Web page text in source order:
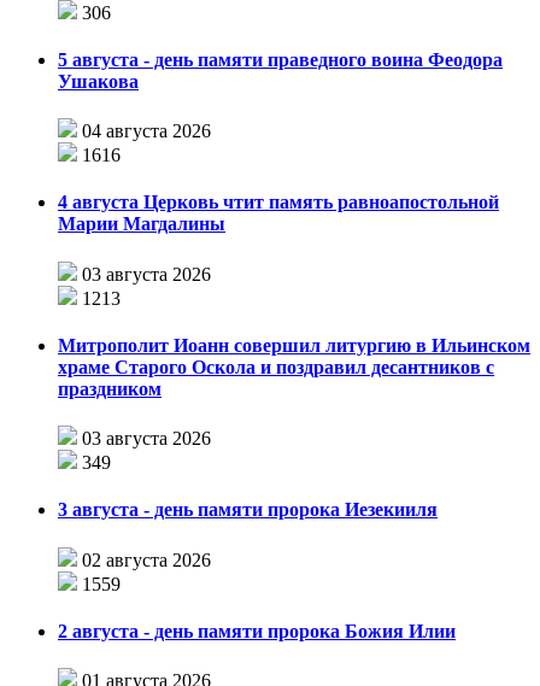
306
5 августа - день памяти праведного воина Феодора
Ушакова
04 августа 2026
1616
4 августа Церковь чтит память равноапостольной
Марии Магдалины
03 августа 2026
1213
Митрополит Иоанн совершил литургию в Ильинском
храме Старого Оскола и поздравил десантников с
праздником
03 августа 2026
349
3 августа - день памяти пророка Иезекииля
02 августа 2026
1559
2 августа - день памяти пророка Божия Илии
01 августа 2026